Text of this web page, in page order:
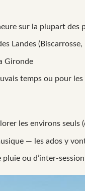
sur la plupart des
Landes (Biscarrosse,
Gironde
temps ou pour
les environs seuls
— les ados y
ou d’inter-